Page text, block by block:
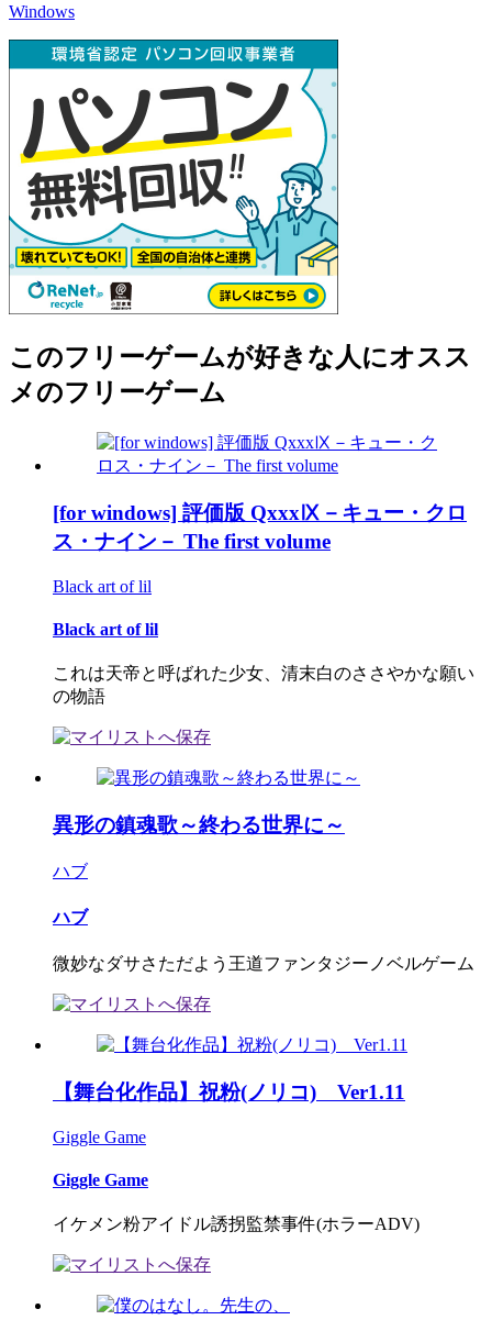
Windows
このフリーゲームが好きな人にオスス
メのフリーゲーム
[for windows] 評価版 QxxxⅨ－キュー・クロ
ス・ナイン－ The first volume
Black art of lil
Black art of lil
これは天帝と呼ばれた少女、清末白のささやかな願い
の物語
異形の鎮魂歌～終わる世界に～
ハブ
ハブ
微妙なダサさただよう王道ファンタジーノベルゲーム
【舞台化作品】祝粉(ノリコ) Ver1.11
Giggle Game
Giggle Game
イケメン粉アイドル誘拐監禁事件(ホラーADV)